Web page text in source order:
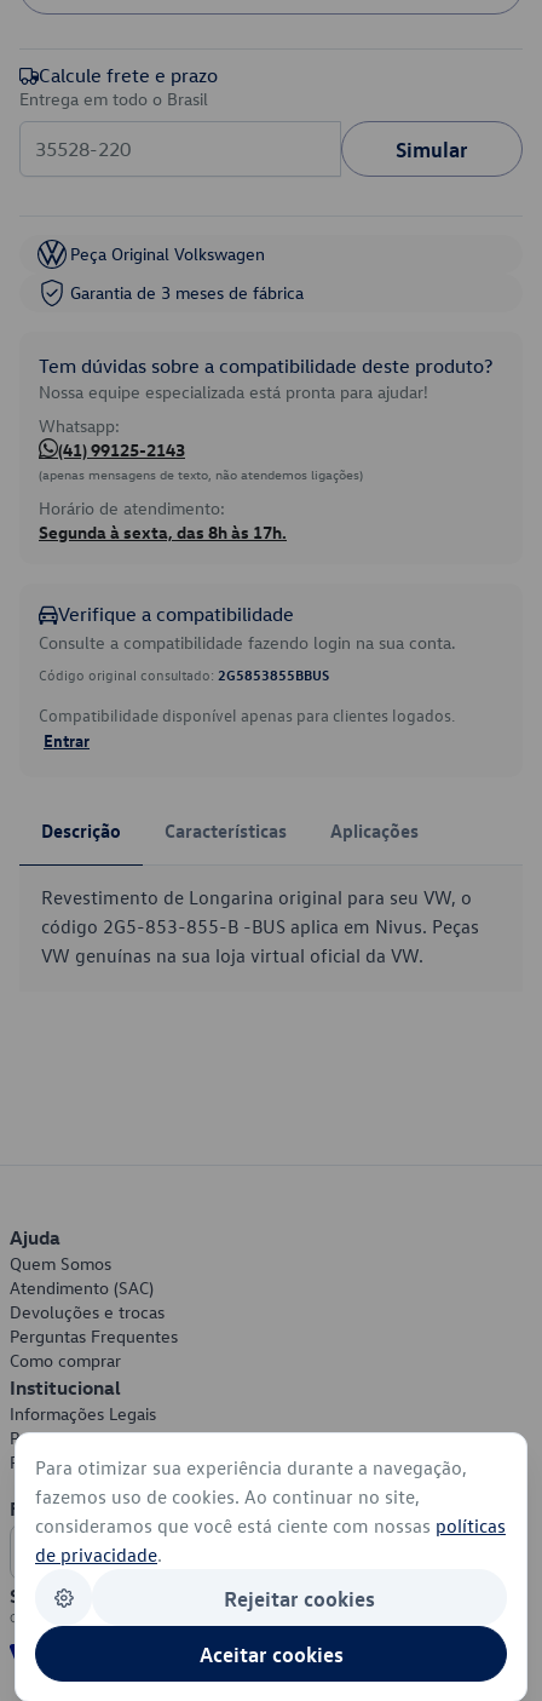
Calcule frete e prazo
Entrega em todo o Brasil
Simular
Peça Original Volkswagen
Garantia de 3 meses de fábrica
Tem dúvidas sobre a compatibilidade deste produto?
Nossa equipe especializada está pronta para ajudar!
Whatsapp:
(41) 99125-2143
(apenas mensagens de texto, não atendemos ligações)
Horário de atendimento:
Segunda à sexta, das 8h às 17h.
Verifique a compatibilidade
Consulte a compatibilidade fazendo login na sua conta.
Código original consultado: 2G5853855BBUS
Compatibilidade disponível apenas para clientes logados.
Entrar
Descrição Características Aplicações
Revestimento de Longarina original para seu VW, o
código 2G5-853-855-B -BUS aplica em Nivus. Peças
VW genuínas na sua loja virtual oficial da VW.
Ajuda
Quem Somos
Atendimento (SAC)
Devoluções e trocas
Perguntas Frequentes
Como comprar
Institucional
Informações Legais
Política de Privacidade
Política de Cookies
Formas de Pagamento
Segurança
Para otimizar sua experiência durante a navegação,
fazemos uso de cookies. Ao continuar no site,
consideramos que você está ciente com nossas políticas
de privacidade.
Rejeitar cookies
Aceitar cookies